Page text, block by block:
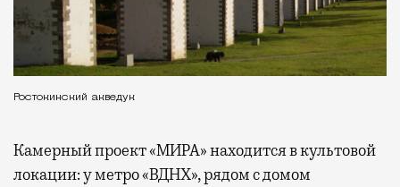
Ростокинский акведук
Камерный проект «МИРА» находится в культовой
локации: у метро «ВДНХ», рядом с домом